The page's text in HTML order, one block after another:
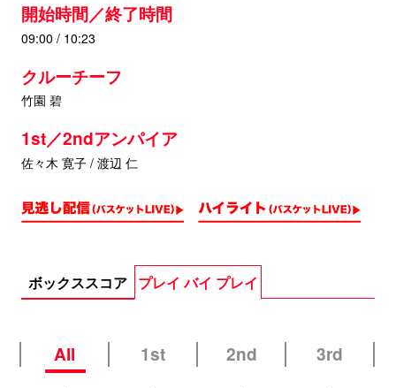
開始時間／終了時間
09:00 / 10:23
クルーチーフ
竹園 碧
1st／2ndアンパイア
佐々木 寛子 / 渡辺 仁
ボックススコア プレイ バイ プレイ
All 1st 2nd
3rd